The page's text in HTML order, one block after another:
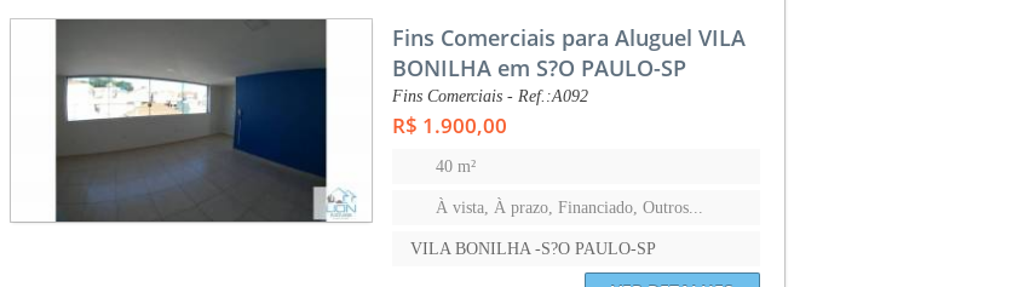
Fins Comerciais para Aluguel VILA
BONILHA em S?O PAULO-SP
Fins Comerciais - Ref.:A092
R$ 1.900,00
40 m²
À vista, À prazo, Financiado, Outros...
VILA BONILHA -S?O PAULO-SP